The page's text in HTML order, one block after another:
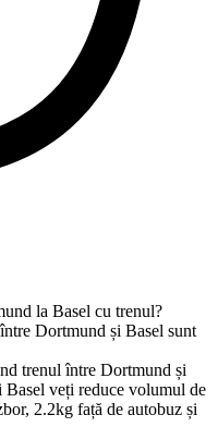
la Basel cu trenul?
Dortmund și Basel sunt
trenul între Dortmund și
veți reduce volumul de
2.2kg față de autobuz și